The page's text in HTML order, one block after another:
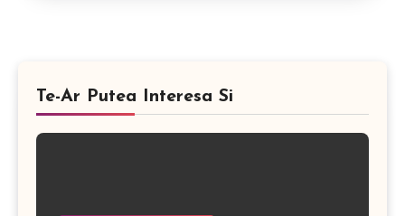
Te-Ar Putea Interesa Si